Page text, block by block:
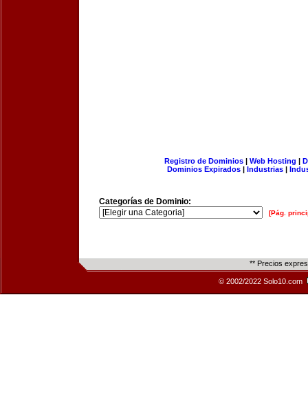
Registro de Dominios| Web Hosting |
Dominios Expirados | Industrias |
Categorías de Dominio:
[Pág.
** Precios
© 2002/2022 Solo10.com